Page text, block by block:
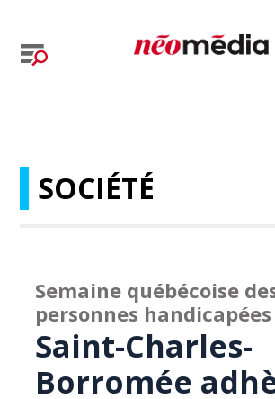
SOCIÉTÉ
Semaine québécoise
personnes handicapées
Saint-Charles-
Borromée